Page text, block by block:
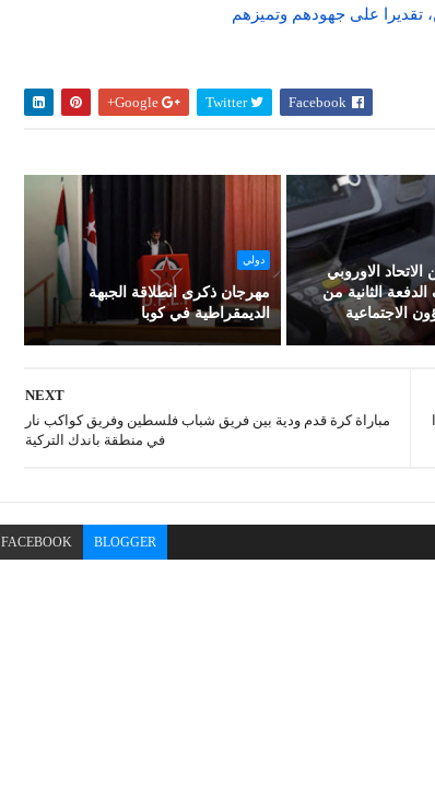
تقديرا على جهودهم وتميزهم
Facebook
Twitter
Google+
الاوروبي
الثانية من
الاجتماعية
دولي
مهرجان ذكرى انطلاقة الجبهة
الديمقراطية في كوبا
NEXT
مباراة كرة قدم ودية بين فريق شباب فلسطين وفريق كواكب نار
في منطقة باندك التركية
BLOGGER
FACEBOOK